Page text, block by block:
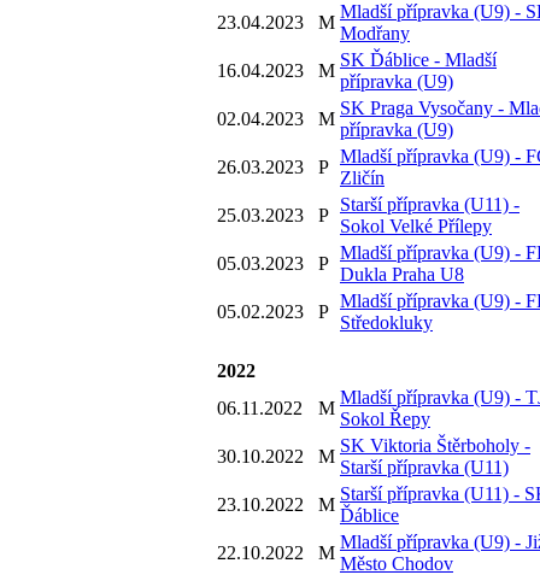
23.04.2023
M
Mladší přípravka (U9) -
Modřany
16.04.2023
M
SK Ďáblice - Mladší
přípravka (U9)
02.04.2023
M
SK Praga Vysočany -
přípravka (U9)
26.03.2023
P
Mladší přípravka (U9) -
Zličín
25.03.2023
P
Starší přípravka (U11) -
Sokol Velké Přílepy
05.03.2023
P
Mladší přípravka (U9) -
Dukla Praha U8
05.02.2023
P
Mladší přípravka (U9) -
Středokluky
2022
06.11.2022
M
Mladší přípravka (U9) -
Sokol Řepy
30.10.2022
M
SK Viktoria Štěrboholy -
Starší přípravka (U11)
23.10.2022
M
Starší přípravka (U11) -
Ďáblice
22.10.2022
M
Mladší přípravka (U9) -
Město Chodov